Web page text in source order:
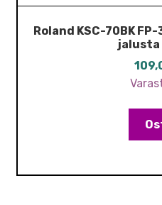
Roland KSC-70BK
jalusta